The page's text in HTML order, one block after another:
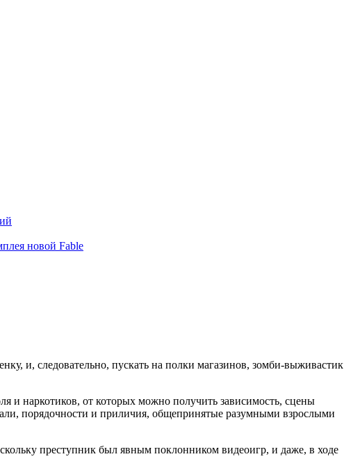
новой Fable
и, следовательно, пускать на полки магазинов, зомби-выживастик
и наркотиков, от которых можно получить зависимость, сцены
порядочности и приличия, общепринятые разумными взрослыми
преступник был явным поклонником видеоигр, и даже, в ходе